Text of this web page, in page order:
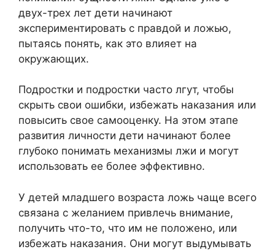
двух-трех лет дети начинают
экспериментировать с правдой и ложью,
пытаясь понять, как это влияет на
окружающих.
Подростки и подростки часто лгут, чтобы
скрыть свои ошибки, избежать наказания или
повысить свое самооценку. На этом этапе
развития личности дети начинают более
глубоко понимать механизмы лжи и могут
использовать ее более эффективно.
У детей младшего возраста ложь чаще всего
связана с желанием привлечь внимание,
получить что-то, что им не положено, или
избежать наказания. Они могут выдумывать